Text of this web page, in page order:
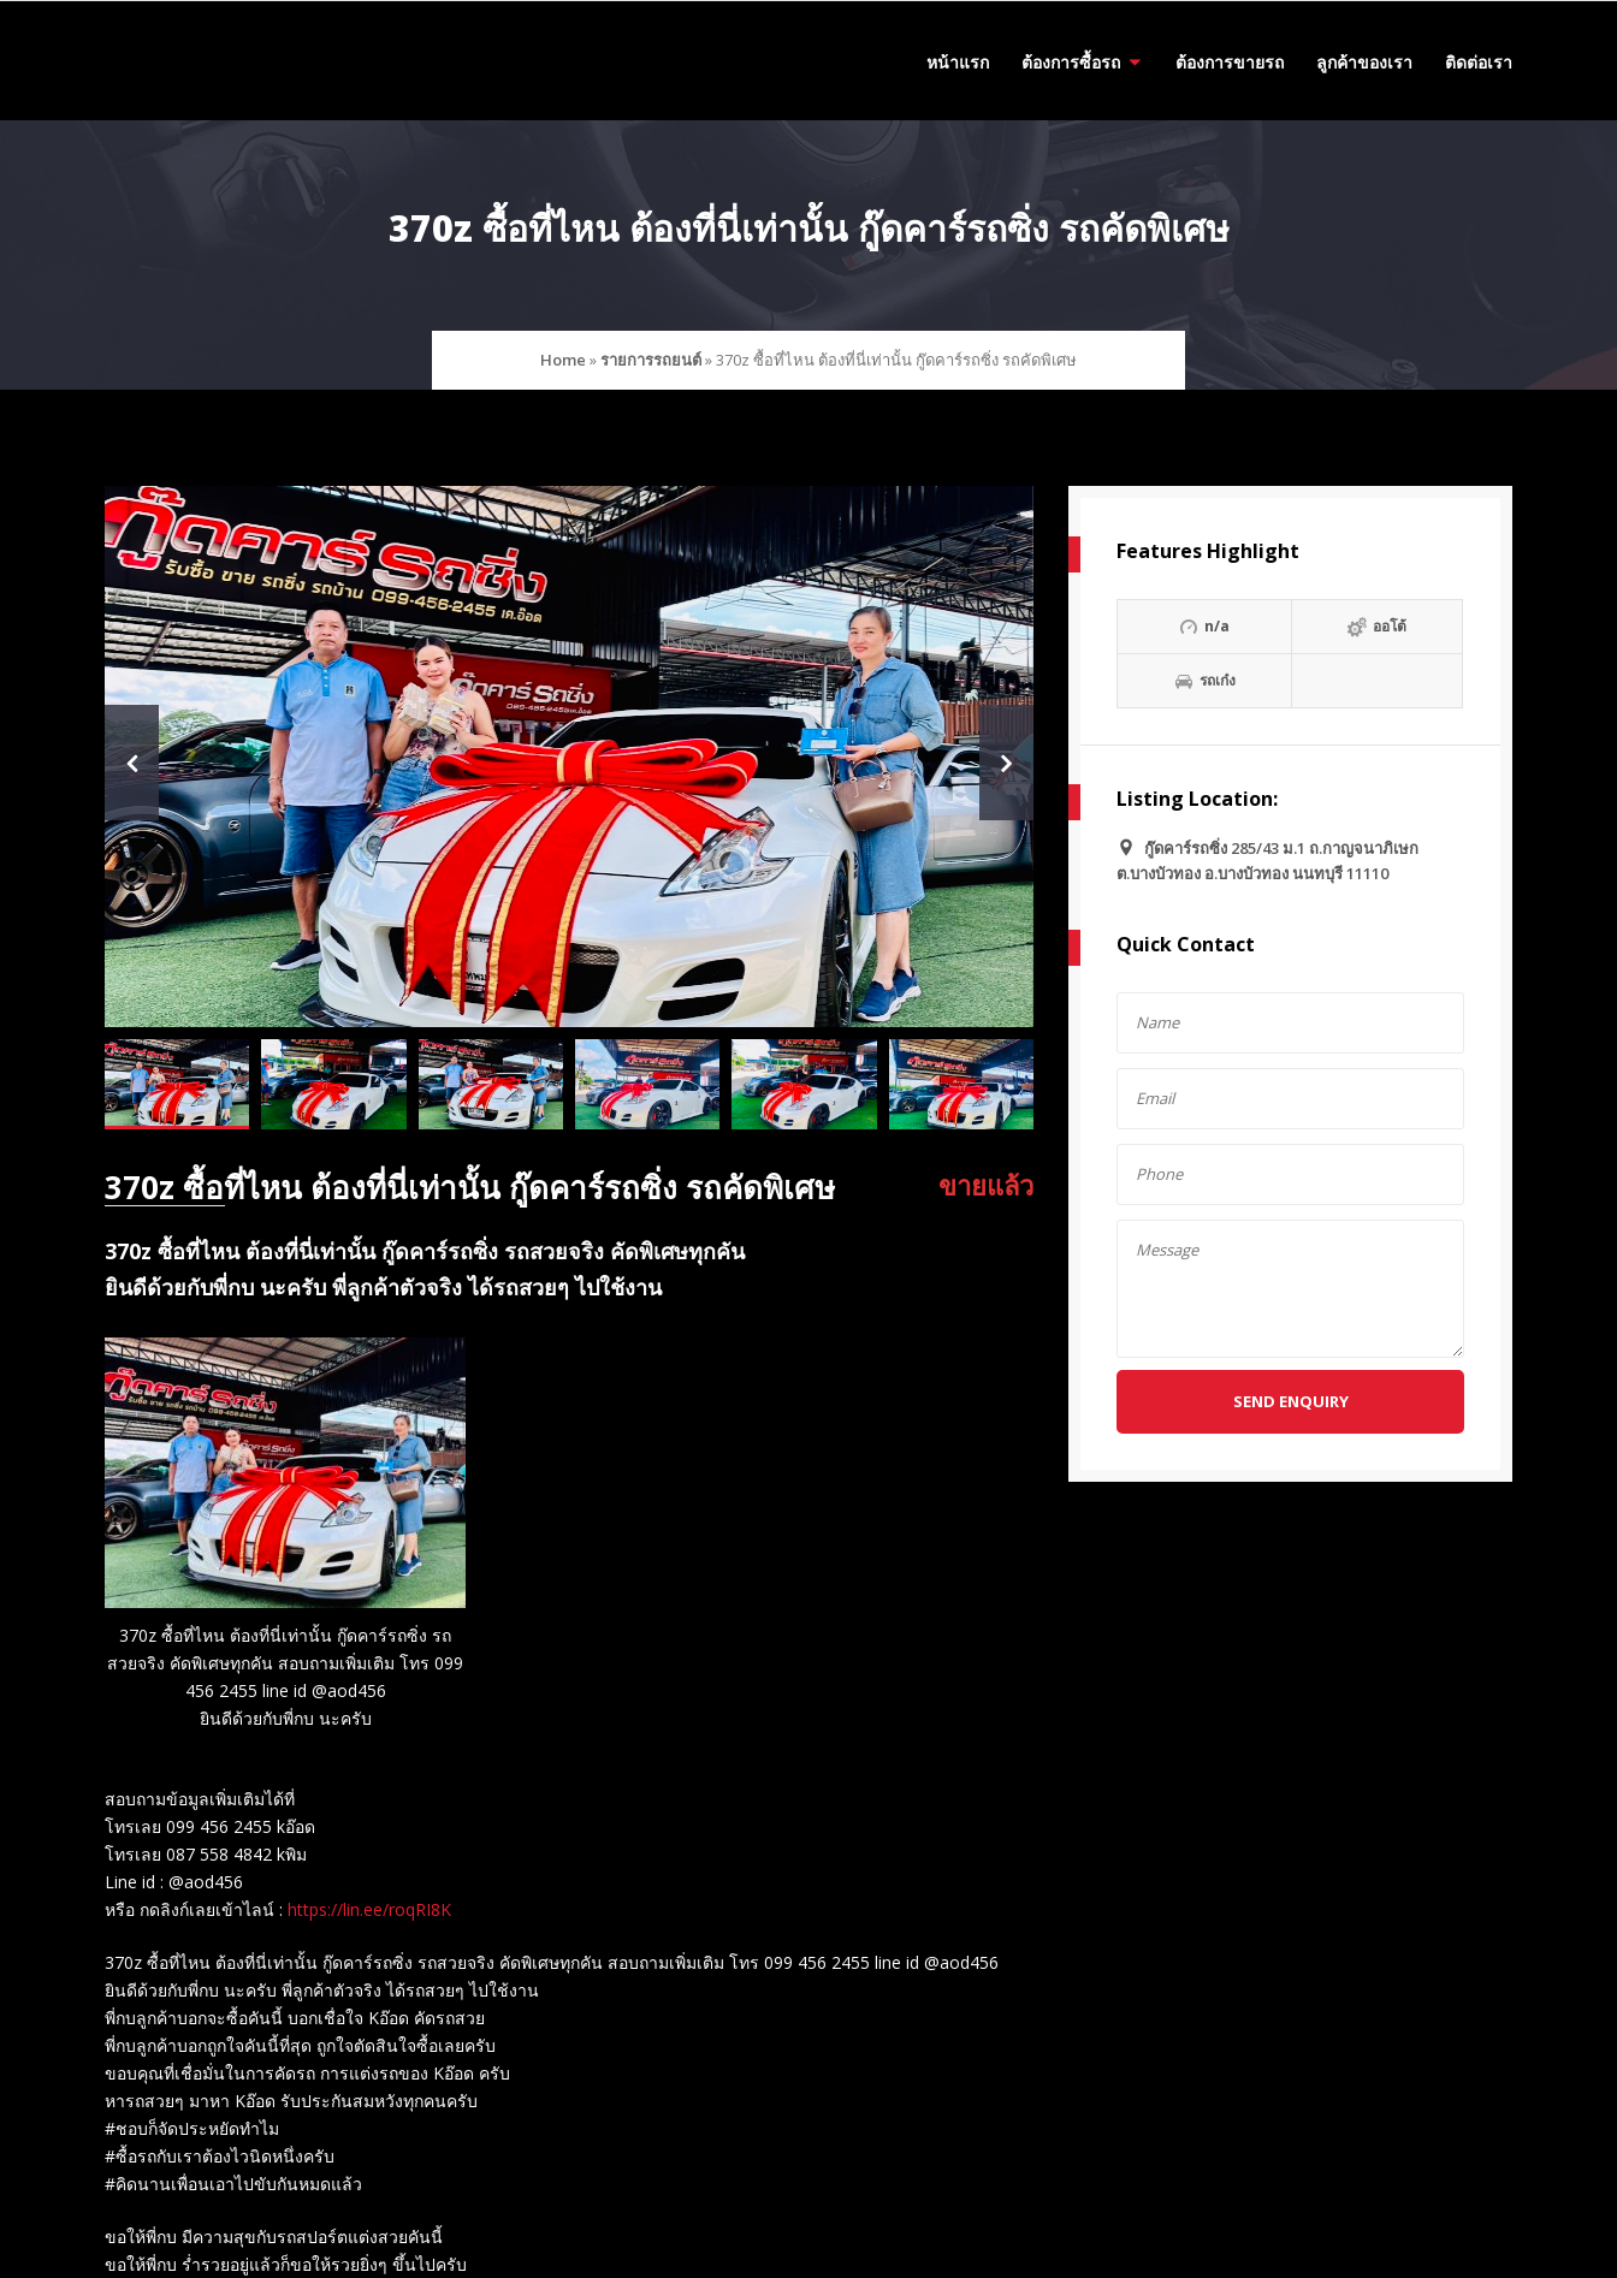
หน้าแรก ต้องการซื้อรถ ต้องการขายรถ ลูกค้าของเรา ติดต่อเรา
370z ซื้อที่ไหน ต้องที่นี่เท่านั้น กู๊ดคาร์รถซิ่ง รถคัดพิเศษ
Home »รายการรถยนต์»370z ซื้อที่ไหน ต้องที่นี่เท่านั้น กู๊ดคาร์รถซิ่ง รถคัดพิเศษ
370z ซื้อที่ไหน ต้องที่นี่เท่านั้น กู๊ดคาร์รถซิ่ง รถคัดพิเศษ ขายแล้ว
370z ซื้อที่ไหน ต้องที่นี่เท่านั้น กู๊ดคาร์รถซิ่ง รถสวยจริง คัดพิเศษทุกคัน
ยินดีด้วยกับพี่กบ นะครับ พี่ลูกค้าตัวจริง ได้รถสวยๆ ไปใช้งาน
370z ซื้อที่ไหน ต้องที่นี่เท่านั้น กู๊ดคาร์รถซิ่ง รถ
สวยจริง คัดพิเศษทุกคัน สอบถามเพิ่มเติม โทร 099
456 2455 line id @aod456
ยินดีด้วยกับพี่กบ นะครับ
สอบถามข้อมูลเพิ่มเติมได้ที่
โทรเลย 099 456 2455 kอ๊อด
โทรเลย 087 558 4842 kพิม
Line id : @aod456
หรือ กดลิงก์เลยเข้าไลน์ : https://lin.ee/roqRI8K
370z ซื้อที่ไหน ต้องที่นี่เท่านั้น กู๊ดคาร์รถซิ่ง รถสวยจริง คัดพิเศษทุกคัน สอบถามเพิ่มเติม โทร 099 456 2455 line id @aod456
ยินดีด้วยกับพี่กบ นะครับ พี่ลูกค้าตัวจริง ได้รถสวยๆ ไปใช้งาน
พี่กบลูกค้าบอกจะซื้อคันนี้ บอกเชื่อใจ Kอ๊อด คัดรถสวย
พี่กบลูกค้าบอกถูกใจคันนี้ที่สุด ถูกใจตัดสินใจซื้อเลยครับ
ขอบคุณที่เชื่อมั่นในการคัดรถ การแต่งรถของ Kอ๊อด ครับ
หารถสวยๆ มาหา Kอ๊อด รับประกันสมหวังทุกคนครับ
#ชอบก็จัดประหยัดทำไม
#ซื้อรถกับเราต้องไวนิดหนึ่งครับ
#คิดนานเพื่อนเอาไปขับกันหมดแล้ว
ขอให้พี่กบ มีความสุขกับรถสปอร์ตแต่งสวยคันนี้
ขอให้พี่กบ ร่ำรวยอยู่แล้วก็ขอให้รวยยิ่งๆ ขึ้นไปครับ
Features Highlight
n/a ออโต้
รถเก๋ง
Listing Location:
กู๊ดคาร์รถซิ่ง 285/43 ม.1 ถ.กาญจนาภิเษก
ต.บางบัวทอง อ.บางบัวทอง นนทบุรี 11110
Quick Contact
SEND ENQUIRY